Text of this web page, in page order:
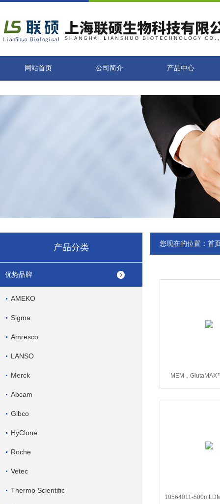
网站首页 公司简介 产品中心
产品分类
优势品牌
AMEKO
Sigma
Amresco
LANSO
Merck
Abcam
Gibco
HyClone
Roche
Vetec
Thermo Scientific
您现在的位置： 首
MEM，
41090036-
10564011-